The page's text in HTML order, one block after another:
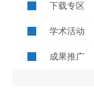
下载专区
学术活动
成果推广